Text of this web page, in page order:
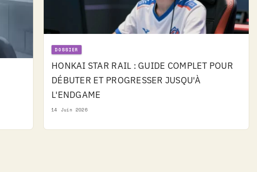
DOSSIER
HONKAI STAR RAIL : GUIDE COMPLET POUR
DÉBUTER ET PROGRESSER JUSQU'À
L'ENDGAME
14 Juin 2026